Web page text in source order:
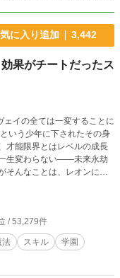
に入り追加 3,442
果がチートだったス
イの全ては一変することに
生変わらない――未来永劫
ける。 スキル。 そし
するのであった。 ※小
/ 53,279件
法 スキル
学園